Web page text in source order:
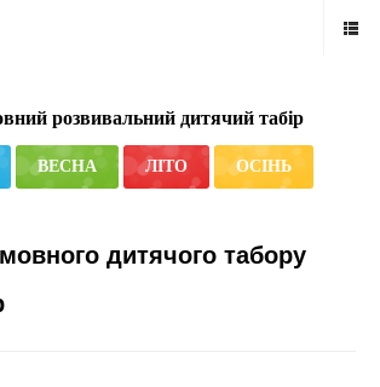
розвивальний дитячий табір
ВЕСНА ЛІТО ОСІНЬ
дитячого табору